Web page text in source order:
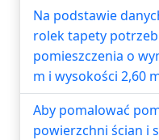
Na podstawie
rolek tapety
pomieszczenia o
m i wysokości 2,60
Aby pomalować
powierzchni ścian i